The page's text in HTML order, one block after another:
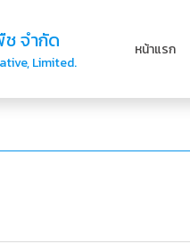
จำกัด
Limited.
หน้าแรก